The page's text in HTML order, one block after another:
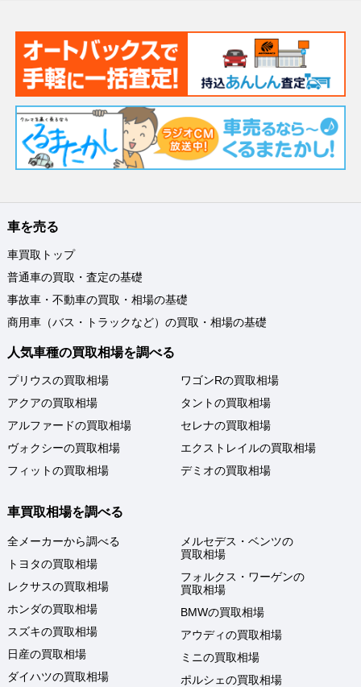
車を売る
車買取トップ
普通車の買取・査定の基礎
事故車・不動車の買取・相場の基礎
商用車（バス・トラックなど）の買取・相場の基礎
人気車種の買取相場を調べる
プリウスの買取相場
アクアの買取相場
アルファードの買取相場
ヴォクシーの買取相場
フィットの買取相場
ワゴンRの買取相場
タントの買取相場
セレナの買取相場
エクストレイルの買取相場
デミオの買取相場
車買取相場を調べる
全メーカーから調べる
トヨタの買取相場
レクサスの買取相場
ホンダの買取相場
スズキの買取相場
日産の買取相場
ダイハツの買取相場
メルセデス・ベンツの
買取相場
フォルクス・ワーゲンの
買取相場
BMWの買取相場
アウディの買取相場
ミニの買取相場
ポルシェの買取相場